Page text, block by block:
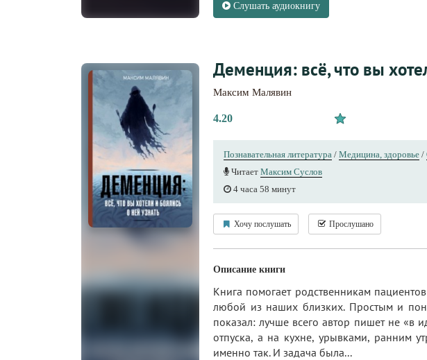
Слушать аудиокнигу
Деменция: всё, что вы
Максим Малявин
4.20
Познавательная литература / Медицина, здоровье /
Читает Максим Суслов
4 часа 58 минут
Хочу послушать Прослушано
Описание книги
Книга помогает родственникам
любой из наших близких. Простым и
показал: лучше всего автор пишет не «в
отпуска, а на кухне, урывками, ранним
именно так. И задача была...